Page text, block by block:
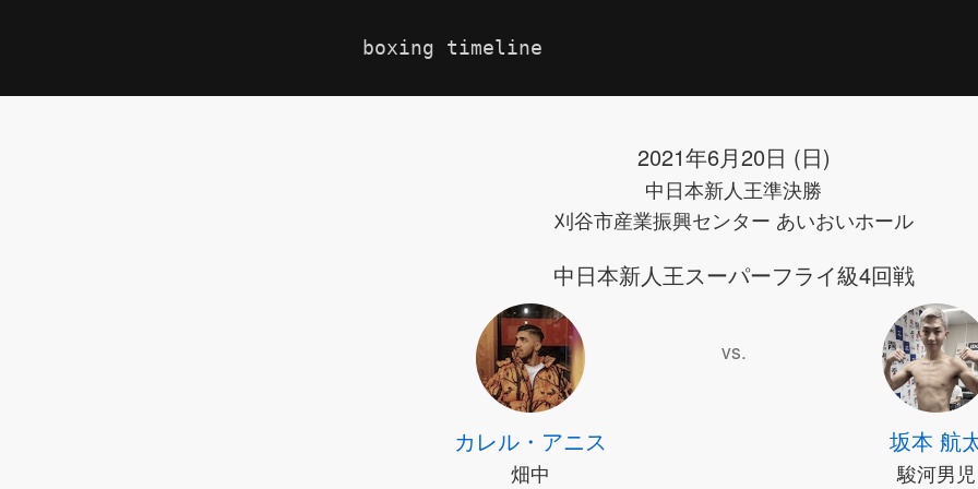
boxing timeline
2021年6月20日 (日)
中日本新人王準決勝
刈谷市産業振興センター あいおいホール
中日本新人王スーパーフライ級4回戦
カレル・アニス
畑中
vs.
坂本 航
駿河男児